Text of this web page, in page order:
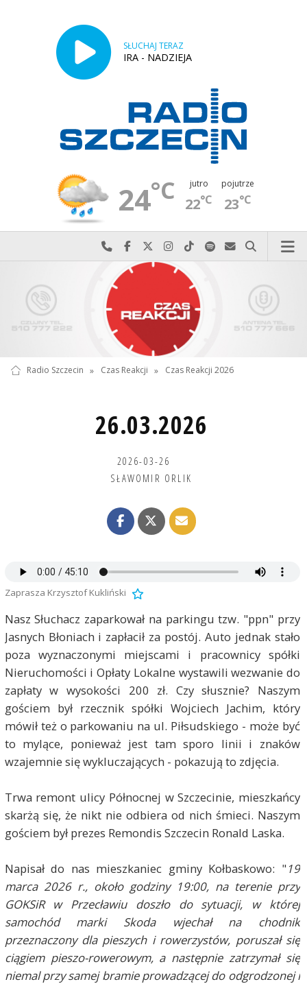
SŁUCHAJ TERAZ
IRA - NADZIEJA
24°C jutro
22°C
pojutrze
23°C
Najlepiej po prostu do nas zadzwoń
Odwiedź nas na Facebook-u
Odwiedź nas na X
Odwiedź nas na Instagram-ie
Odwiedź nas na TikTok-u
Szukaj nas na Spotify
Wyślij do nas
Szukaj
Radio Szczecin » Czas Reakcji » Czas Reakcji 2026
26.03.2026
2026-03-26
SŁAWOMIR ORLIK
Zaprasza Krzysztof Kukliński
Nasz Słuchacz zaparkował na parkingu tzw. "ppn" przy
Jasnych Błoniach i zapłacił za postój. Auto jednak stało
poza wyznaczonymi miejscami i pracownicy spółki
Nieruchomości i Opłaty Lokalne wystawili wezwanie do
zapłaty w wysokości 200 zł. Czy słusznie? Naszym
gościem był rzecznik spółki Wojciech Jachim, który
mówił też o parkowaniu na ul. Piłsudskiego - może być
to mylące, ponieważ jest tam sporo linii i znaków
wzajemnie się wykluczających - pokazują to zdjęcia.
Trwa remont ulicy Północnej w Szczecinie, mieszkańcy
skarżą się, że nikt nie odbiera od nich śmieci. Naszym
gościem był prezes Remondis Szczecin Ronald Laska.
Napisał do nas mieszkaniec gminy Kołbaskowo: " 19
marca 2026 r., około godziny 19:00, na terenie przy
GOKSiR w Przecławiu doszło do sytuacji, w której
samochód marki Skoda wjechał na chodnik
przeznaczony dla pieszych i rowerzystów, poruszał się
ciągiem pieszo-rowerowym, a następnie zatrzymał się
niemal przy samej bramie prowadzącej do odgrodzonej i